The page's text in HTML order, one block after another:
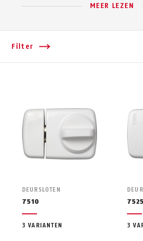
MEER LEZEN
Filter
DEURSLOTEN
7510
3 VARIANTEN
7525
3